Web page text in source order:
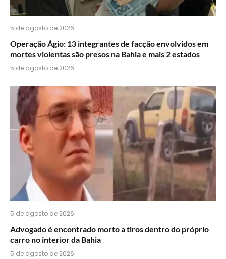
5 de agosto de 2026
Operação Ágio: 13 integrantes de facção envolvidos em
mortes violentas são presos na Bahia e mais 2 estados
5 de agosto de 2026
5 de agosto de 2026
Advogado é encontrado morto a tiros dentro do próprio
carro no interior da Bahia
5 de agosto de 2026